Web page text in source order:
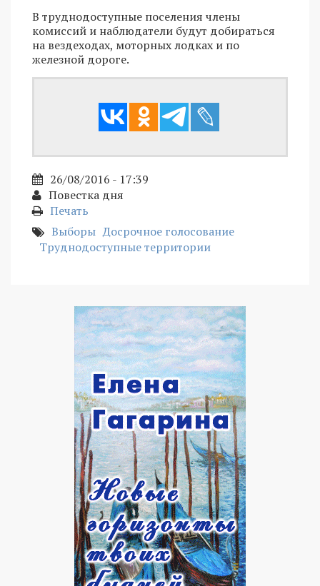
В труднодоступные поселения члены
комиссий и наблюдатели будут добираться
на вездеходах, моторных лодках и по
железной дороге.
26/08/2016 - 17:39
Повестка дня
Печать
Выборы Досрочное голосование
Труднодоступные территории